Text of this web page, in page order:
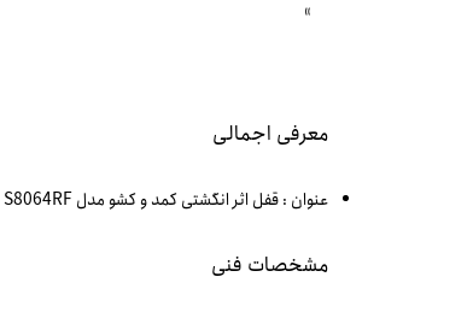
معرفی اجمالی
عنوان :قفل اثر انگشتی کمد و کشو مدل S8064RF | قفل اثرانگشتی باشگاهی
مشخصات فنی